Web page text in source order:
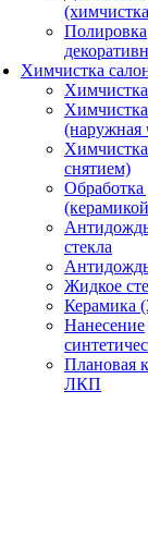
Полировка
Химчистка
(наружная
снятием)
Обработка
стекла
Жидкое
Керамика
Нанесение
Плановая
ЛКП